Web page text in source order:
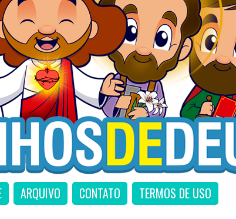
ARQUIVO CONTATO TERMOS DE USO